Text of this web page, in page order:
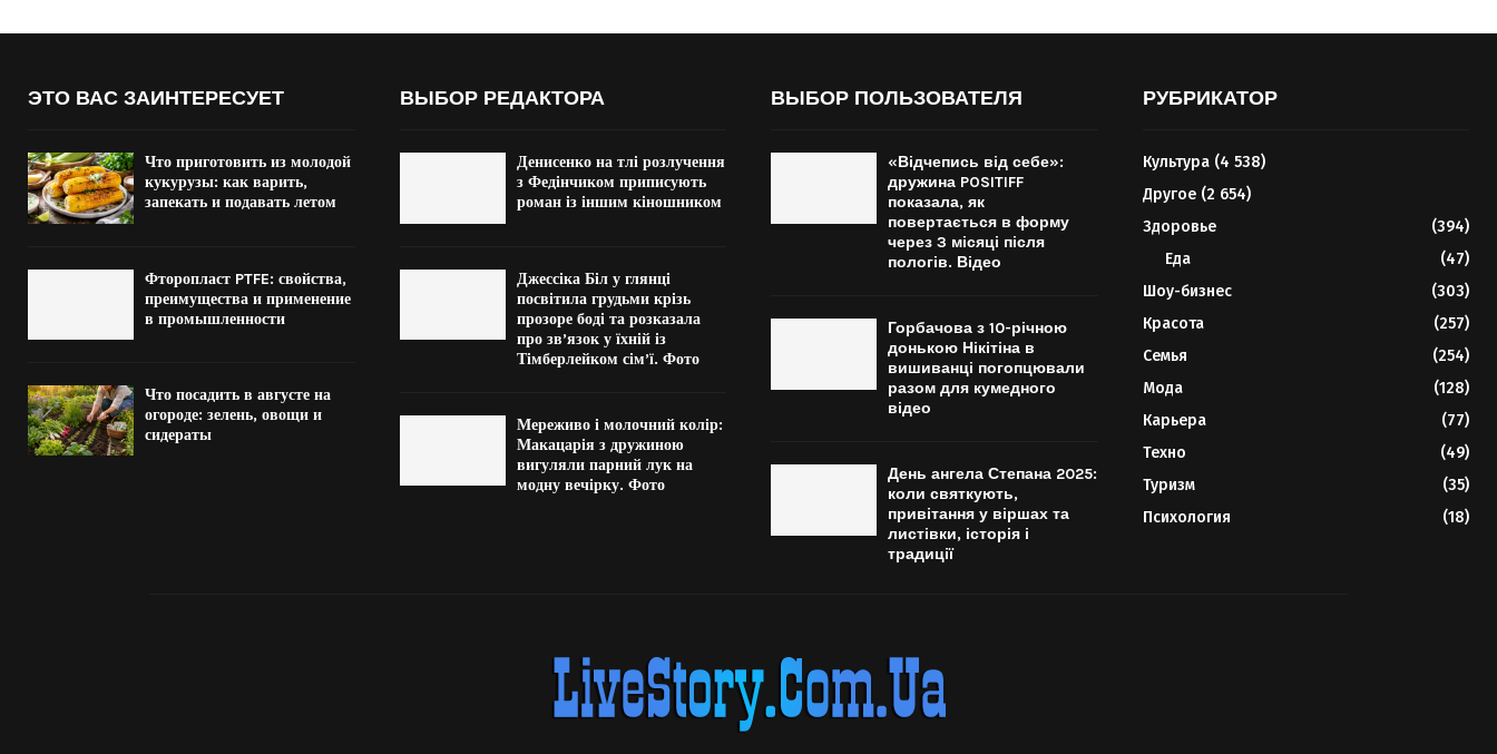
ЭТО ВАС ЗАИНТЕРЕСУЕТ
Что приготовить из молодой
кукурузы: как варить,
запекать и подавать летом
Фторопласт PTFE: свойства,
преимущества и применение
в промышленности
Что посадить в августе на
огороде: зелень, овощи и
сидераты
ВЫБОР РЕДАКТОРА
Денисенко на тлі розлучення
з Федінчиком приписують
роман із іншим кіношником
Джессіка Біл у глянці
посвітила грудьми крізь
прозоре боді та розказала
про зв’язок у їхній із
Тімберлейком сім’ї. Фото
Мереживо і молочний колір:
Макацарія з дружиною
вигуляли парний лук на
модну вечірку. Фото
ВЫБОР ПОЛЬЗОВАТЕЛЯ
«Відчепись від себе»:
дружина POSITIFF
показала, як
повертається в форму
через 3 місяці після
пологів. Відео
Горбачова з 10-річною
донькою Нікітіна в
вишиванці погопцювали
разом для кумедного
відео
День ангела Степана 2025:
коли святкують,
привітання у віршах та
листівки, історія і
традиції
РУБРИКАТОР
Культура(4 538)
Другое(2 654)
Здоровье
(394)
Еда
(47)
Шоу-бизнес
(303)
Красота
(257)
Семья
(254)
Мода
(128)
Карьера
(77)
Техно
(49)
Туризм
(35)
Психология
(18)